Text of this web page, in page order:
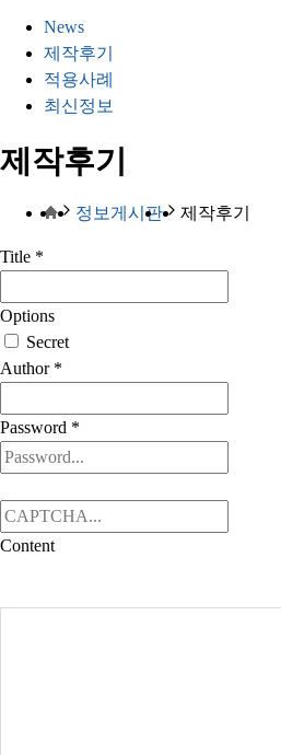
News
제작후기
적용사례
최신정보
제작후기
정보게시판 제작후기
Title *
Options
Secret
Author *
Password *
Content